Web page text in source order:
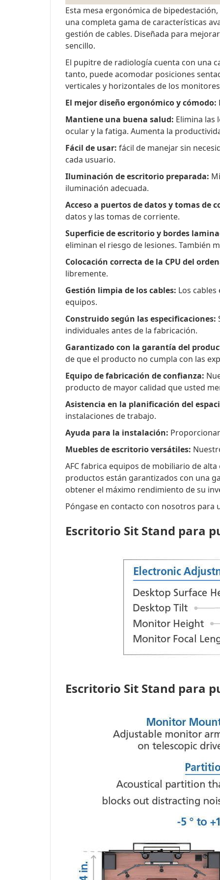
Esta mesa ergonómica de
una completa gama de características
gestión de cables. Diseñada para
sencillo.
El pupitre de radiología cuenta con una
tanto, puede acomodar posiciones
verticales y horizontales de los
El mejor diseño ergonómico y cómodo:
Mantiene una buena salud: Elimina las
ocular y la fatiga. Aumenta la
Fácil de usar: fácil de manejar sin
cada usuario.
Iluminación de escritorio preparada:
iluminación adecuada.
Acceso a puertos de datos y tomas de
datos y las tomas de corriente.
Superficie de escritorio y bordes
eliminan el riesgo de lesiones. También
Colocación correcta de la CPU del
libremente.
Gestión limpia de los cables: Los
equipos.
Construido según las especificaciones:
individuales antes de la fabricación.
Garantizado con la garantía del
de que el producto no cumpla con las
Equipo de fabricación de confianza:
producto de mayor calidad que usted
Asistencia en la planificación del
instalaciones de trabajo.
Ayuda para la instalación:
Muebles de escritorio versátiles:
AFC fabrica equipos de mobiliario de
productos están garantizados con una
obtener el máximo rendimiento de su
Póngase en contacto con nosotros
Escritorio Sit Stand para
Escritorio Sit Stand para